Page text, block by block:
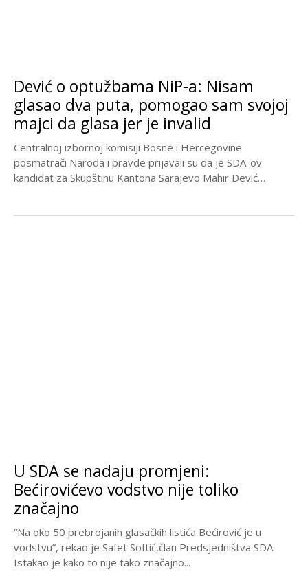
Dević o optužbama NiP-a: Nisam
glasao dva puta, pomogao sam svojoj
majci da glasa jer je invalid
Centralnoj izbornoj komisiji Bosne i Hercegovine
posmatrači Naroda i pravde prijavali su da je SDA-ov
kandidat za Skupštinu Kantona Sarajevo Mahir Dević
U SDA se nadaju promjeni:
Bećirovićevo vodstvo nije toliko
značajno
“Na oko 50 prebrojanih glasačkih listića Bećirović je u
vodstvu”, rekao je Safet Softić,član Predsjedništva SDA.
Istakao je kako to nije tako značajno...